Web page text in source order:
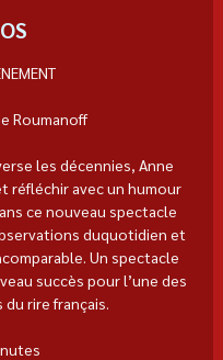
Roumanoff
les décennies, Anne
réfléchir avec un humour
ce nouveau spectacle
duquotidien et
Un spectacle
succès pour l’une des
rire français.